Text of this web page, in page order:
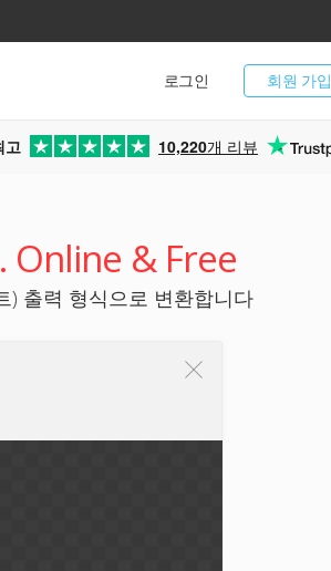
회원 가입
로그인
고 10,220개 리뷰
Online & Free
) 출력 형식으로 변환합니다